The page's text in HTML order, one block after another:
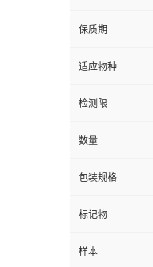
保质期
适应物种
检测限
数量
包装规格
标记物
样本